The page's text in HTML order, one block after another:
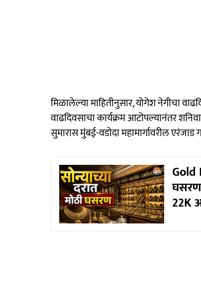
मिळालेल्या माहितीनुसार, योगेश नेगीचा
वाढदिवसाचा कार्यक्रम आटोपल्यानंतर
सुमारास मुंबई-वडोदा महामार्गावरील
Gold
22K